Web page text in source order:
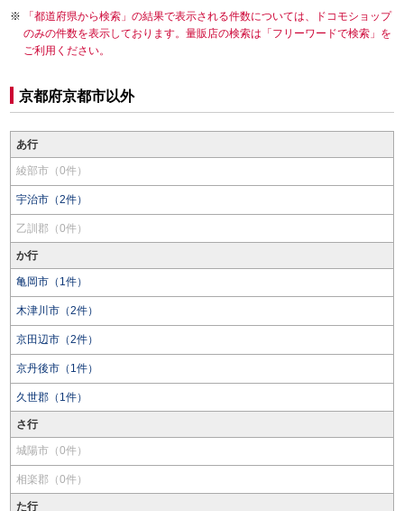
「都道府県から検索」の結果で表示される件数については、ドコモショップ
のみの件数を表示しております。量販店の検索は「フリーワードで検索」を
ご利用ください。
京都府京都市以外
あ行
綾部市（0件）
宇治市（2件）
乙訓郡（0件）
か行
亀岡市（1件）
木津川市（2件）
京田辺市（2件）
京丹後市（1件）
久世郡（1件）
さ行
城陽市（0件）
相楽郡（0件）
た行